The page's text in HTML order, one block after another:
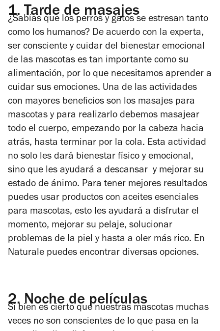
1. Tarde de masajes
¿Sabías que los perros y gatos se estresan tanto
como los humanos? De acuerdo con la experta,
ser consciente y cuidar del bienestar emocional
de las mascotas es tan importante como su
alimentación, por lo que necesitamos aprender a
cuidar sus emociones. Una de las actividades
con mayores beneficios son los masajes para
mascotas y para realizarlo debemos masajear
todo el cuerpo, empezando por la cabeza hacia
atrás, hasta terminar por la cola. Esta actividad
no solo les dará bienestar físico y emocional,
sino que les ayudará a descansar y mejorar su
estado de ánimo. Para tener mejores resultados
puedes usar productos con aceites esenciales
para mascotas, esto les ayudará a disfrutar el
momento, mejorar su pelaje, solucionar
problemas de la piel y hasta a oler más rico. En
Naturale puedes encontrar diversas opciones.
2. Noche de películas
Si bien es cierto que nuestras mascotas muchas
veces no son conscientes de lo que pasa en la